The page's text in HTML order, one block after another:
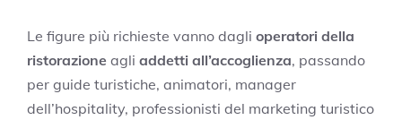
Le figure più richieste vanno dagli operatori della
ristorazione agli addetti all’accoglienza, passando
per guide turistiche, animatori, manager
dell’hospitality, professionisti del marketing turistico